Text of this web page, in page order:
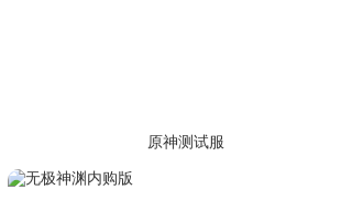
原神测试服